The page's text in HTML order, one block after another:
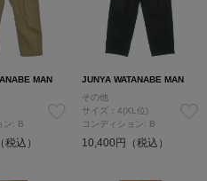
MAN
ン: B
込）
JUNYA WATANABE MAN
その他
サイズ：4(XL位)
コンディション: B
10,400円（税込）